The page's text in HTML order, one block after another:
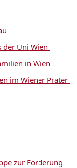
der Uni Wien
in Wien
im Wiener Prater
zur Förderung